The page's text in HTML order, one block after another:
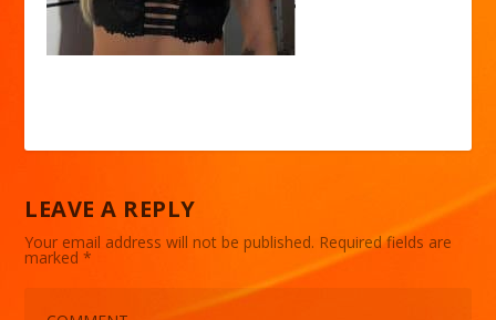
LEAVE A REPLY
Your email address will not be published. Required fields are
marked*